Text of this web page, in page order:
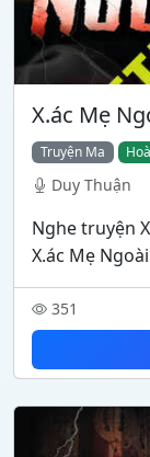
X.ác Mẹ
Truyện Ma
Duy Thuận
Nghe truyện
X.ác Mẹ
351